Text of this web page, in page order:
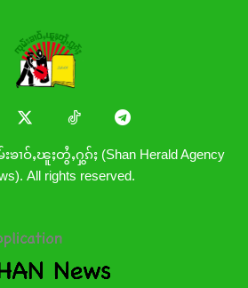
ၶၢဝ်ႇၽူႈတွႆႇႁွၵ်ႈ (Shan Herald Agency
All rights reserved.